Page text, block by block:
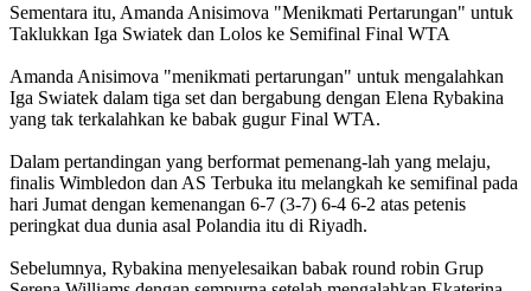
Sementara itu, Amanda Anisimova "Menikmati Pertarungan" untuk
Taklukkan Iga Swiatek dan Lolos ke Semifinal Final WTA
Amanda Anisimova "menikmati pertarungan" untuk mengalahkan
Iga Swiatek dalam tiga set dan bergabung dengan Elena Rybakina
yang tak terkalahkan ke babak gugur Final WTA.
Dalam pertandingan yang berformat pemenang-lah yang melaju,
finalis Wimbledon dan AS Terbuka itu melangkah ke semifinal pada
hari Jumat dengan kemenangan 6-7 (3-7) 6-4 6-2 atas petenis
peringkat dua dunia asal Polandia itu di Riyadh.
Sebelumnya, Rybakina menyelesaikan babak round robin Grup